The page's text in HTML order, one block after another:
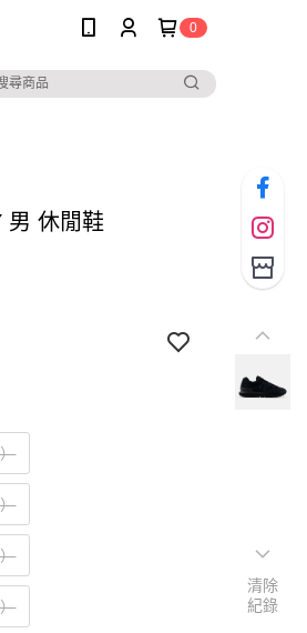
0
男 休閒鞋
清除
紀錄